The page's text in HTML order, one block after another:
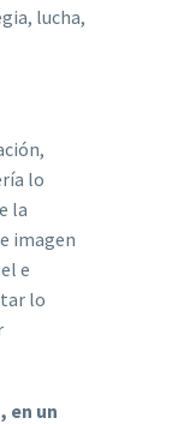
lucha,
lo
la
imagen
e
lo
en un